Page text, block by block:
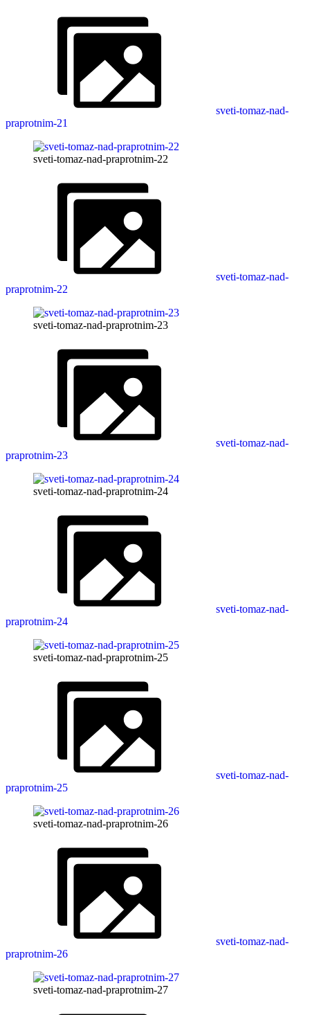
sveti-tomaz-nad-
praprotnim-21
sveti-tomaz-nad-praprotnim-22
sveti-tomaz-nad-
praprotnim-22
sveti-tomaz-nad-praprotnim-23
sveti-tomaz-nad-
praprotnim-23
sveti-tomaz-nad-praprotnim-24
sveti-tomaz-nad-
praprotnim-24
sveti-tomaz-nad-praprotnim-25
sveti-tomaz-nad-
praprotnim-25
sveti-tomaz-nad-praprotnim-26
sveti-tomaz-nad-
praprotnim-26
sveti-tomaz-nad-praprotnim-27